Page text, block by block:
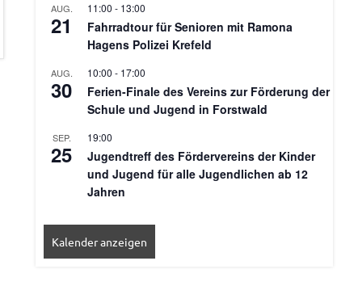
AUG.
21
11:00 - 13:00
Fahrradtour für Senioren mit Ramona
Hagens Polizei Krefeld
AUG.
30
10:00 - 17:00
Ferien-Finale des Vereins zur Förderung der
Schule und Jugend in Forstwald
SEP.
25
19:00
Jugendtreff des Fördervereins der Kinder
und Jugend für alle Jugendlichen ab 12
Jahren
Kalender anzeigen